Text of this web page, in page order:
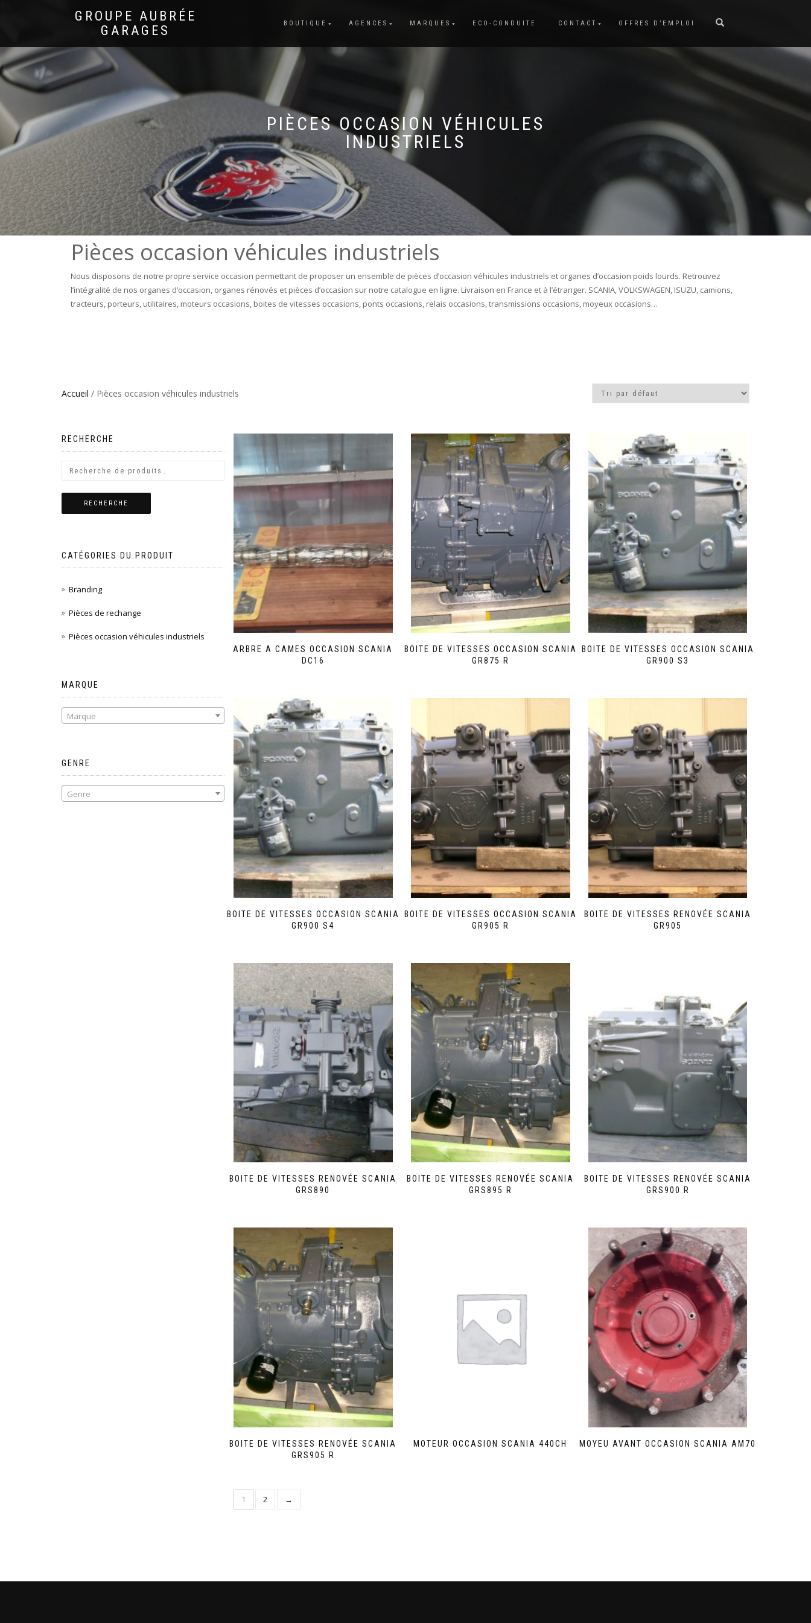
GROUPE AUBRÉE
GARAGES
BOUTIQUE AGENCES MARQUES ECO-CONDUITE CONTACT OFFRES D’EMPLOI
PIÈCES OCCASION VÉHICULES
INDUSTRIELS
Pièces occasion véhicules industriels
Nous disposons de notre propre service occasion permettant de proposer un ensemble de pièces d’occasion véhicules industriels et organes d’occasion poids lourds. Retrouvez
l’intégralité de nos organes d’occasion, organes rénovés et pièces d’occasion sur notre catalogue en ligne. Livraison en France et à l’étranger. SCANIA, VOLKSWAGEN, ISUZU, camions,
tracteurs, porteurs, utilitaires, moteurs occasions, boites de vitesses occasions, ponts occasions, relais occasions, transmissions occasions, moyeux occasions…
Accueil / Pièces occasion véhicules industriels
ARBRE A CAMES OCCASION SCANIA
DC16
BOITE DE VITESSES OCCASION SCANIA
GR875 R
BOITE DE VITESSES OCCASION SCANIA
GR900 S3
BOITE DE VITESSES OCCASION SCANIA
GR900 S4
BOITE DE VITESSES OCCASION SCANIA
GR905 R
BOITE DE VITESSES RENOVÉE SCANIA
GR905
BOITE DE VITESSES RENOVÉE SCANIA
GRS890
BOITE DE VITESSES RENOVÉE SCANIA
GRS895 R
BOITE DE VITESSES RENOVÉE SCANIA
GRS900 R
BOITE DE VITESSES RENOVÉE SCANIA
GRS905 R
MOTEUR OCCASION SCANIA 440CH MOYEU AVANT OCCASION SCANIA AM70
1 2 →
RECHERCHE
RECHERCHE
CATÉGORIES DU PRODUIT
Branding
Pièces de rechange
Pièces occasion véhicules industriels
MARQUE
Marque
GENRE
Genre